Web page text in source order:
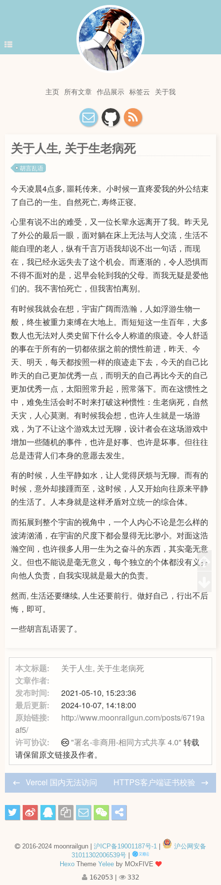
主页 所有文章 作品展示 标签云 关于我
关于人生, 关于生老病死
胡言乱语
今天凌晨4点多, 噩耗传来。小时候一直疼爱我的外公结束
了自己的一生。自然死亡, 寿终正寝。
心里有说不出的难受，又一位长辈永远离开了我。昨天见
了外公的最后一眼，面对躺在床上无法与人交流，生活不
能自理的老人，纵有千言万语我却说不出一句话，而现
在，我已经永远失去了这个机会。而逐渐的，令人恐惧而
不得不面对的是，迟早会轮到我的父母。而我无疑是爱他
们的。我不害怕死亡，但我害怕离别。
有时候我就会在想，宇宙广阔而浩瀚，人如浮游生物一
般，终生被重力束缚在大地上。而短短这一生百年，大多
数人也无法对人类史留下什么令人称道的痕迹。令人舒适
的事在于所有的一切都依据之前的惯性前进，昨天、今
天、明天，每天都按照一样的痕迹走下去，今天的自己比
昨天的自己更加优秀一点，而明天的自己再比今天的自己
更加优秀一点，太阳照常升起，照常落下。而在这惯性之
中，难免生活会时不时来打破这种惯性：生老病死，自然
天灾，人心莫测。有时候我会想，也许人生就是一场游
戏，为了不让这个游戏太过无聊，设计者会在这场游戏中
增加一些随机的事件，也许是好事、也许是坏事。但往往
总是违背人们本身的意愿去发生。
有的时候，人生平静如水，让人觉得厌烦与无聊。而有的
时候，意外却接踵而至，这时候，人又开始向往原来平静
的生活了。人本身就是这样矛盾对立统一的综合体。
而拓展到整个宇宙的视角中，一个人内心不论是怎么样的
波涛汹涌，在宇宙的尺度下都会显得无比渺小。对面这浩
瀚空间，也许很多人用一生为之奋斗的东西，其实毫无意
义。但也不能说是毫无意义，每个独立的个体都没有义务
向他人负责，自我实现就是最大的负责。
然而, 生活还要继续, 人生还要前行。做好自己，行出不后
悔，即可。
一些胡言乱语罢了。
本文标题:
关于人生, 关于生老病死
文章作者:
发布时间:
2021-05-10, 15:23:36
最后更新:
2024-10-07, 14:18:00
原始链接:
http://www.moonrailgun.com/posts/6719a
af5/
许可协议:
"署名-非商用-相同方式共享 4.0" 转载
请保留原文链接及作者。
Vercel 国内无法访问 HTTPS客户端证书校验
2016-2024 moonrailgun | 沪ICP备19001187号-1
沪公网安备
31011302006539号
HexoTheme Yeleeby MOxFIVE
162053 | 332